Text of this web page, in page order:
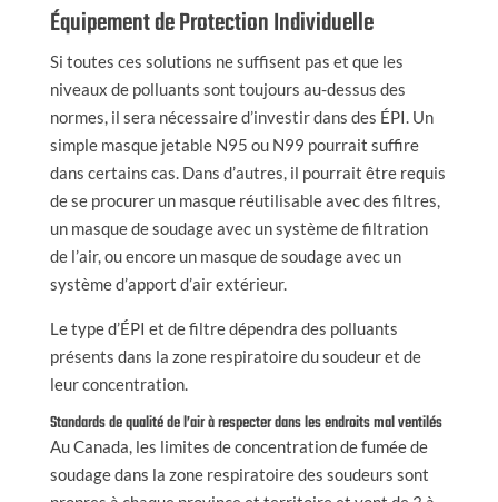
Équipement de Protection Individuelle
Si toutes ces solutions ne suffisent pas et que les
niveaux de polluants sont toujours au-dessus des
normes, il sera nécessaire d’investir dans des ÉPI. Un
simple masque jetable N95 ou N99 pourrait suffire
dans certains cas. Dans d’autres, il pourrait être requis
de se procurer un masque réutilisable avec des filtres,
un masque de soudage avec un système de filtration
de l’air, ou encore un masque de soudage avec un
système d’apport d’air extérieur.
Le type d’ÉPI et de filtre dépendra des polluants
présents dans la zone respiratoire du soudeur et de
leur concentration.
Standards de qualité de l’air à respecter dans les endroits mal ventilés
Au Canada, les limites de concentration de fumée de
soudage dans la zone respiratoire des soudeurs sont